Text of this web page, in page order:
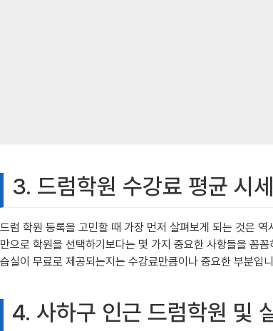
3. 드럼학원 수강료 평균 시
드럼 학원 등록을 고민할 때 가장 먼저 살펴보게 되는 것은
만으로 학원을 선택하기보다는 몇 가지 중요한 사항들을 꼼
습실이 무료로 제공되는지는 수강료만큼이나 중요한 부분입
4. 사하구 인근 드럼학원 및